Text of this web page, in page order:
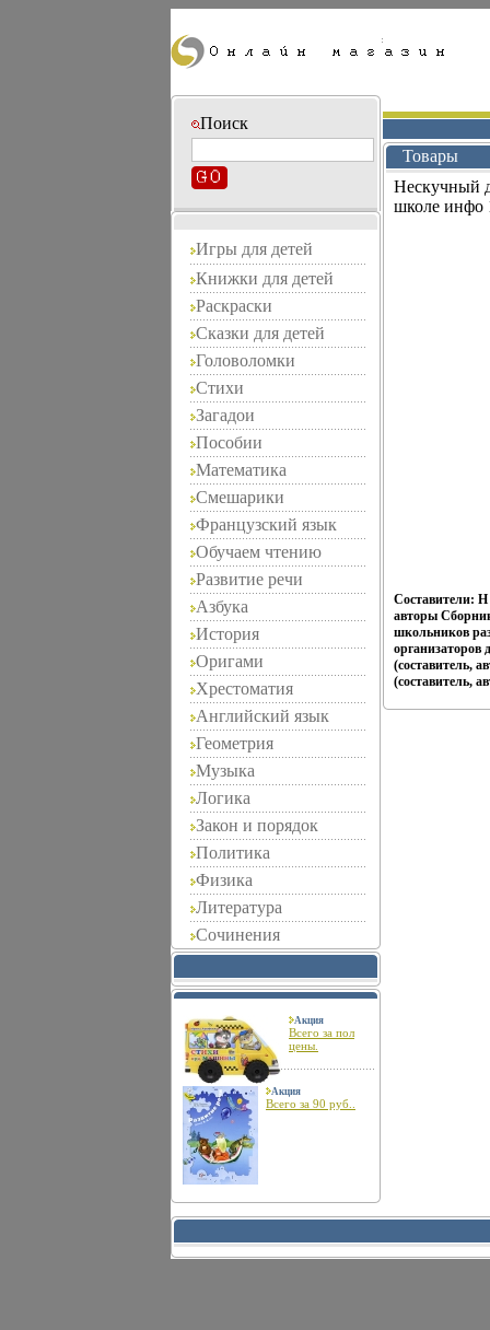
Поиск
Игры для детей
Книжки для детей
Раскраски
Сказки для детей
Головоломки
Стихи
Загадои
Пособии
Математика
Смешарики
Французский язык
Обучаем чтению
Развитие речи
Азбука
История
Оригами
Хрестоматия
Английский язык
Геометрия
Музыка
Логика
Закон и порядок
Политика
Физика
Литература
Сочинения
Акция
Всего за пол
цены.
Акция
Всего за 90 руб..
Товары
Нескучный
школе инфо
Составители:
авторы
школьников
организаторов
(составитель,
(составитель,